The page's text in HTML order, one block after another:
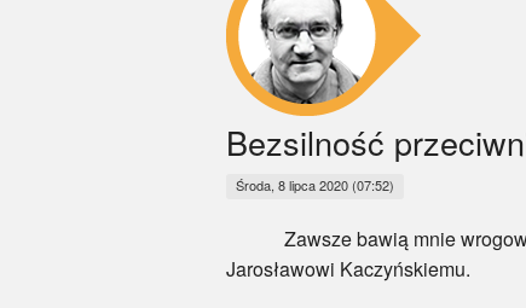
Bezsilność
Środa, 8 lipca 2020 (07:52)
Zawsze bawią mnie wrogowie
Jarosławowi Kaczyńskiemu.